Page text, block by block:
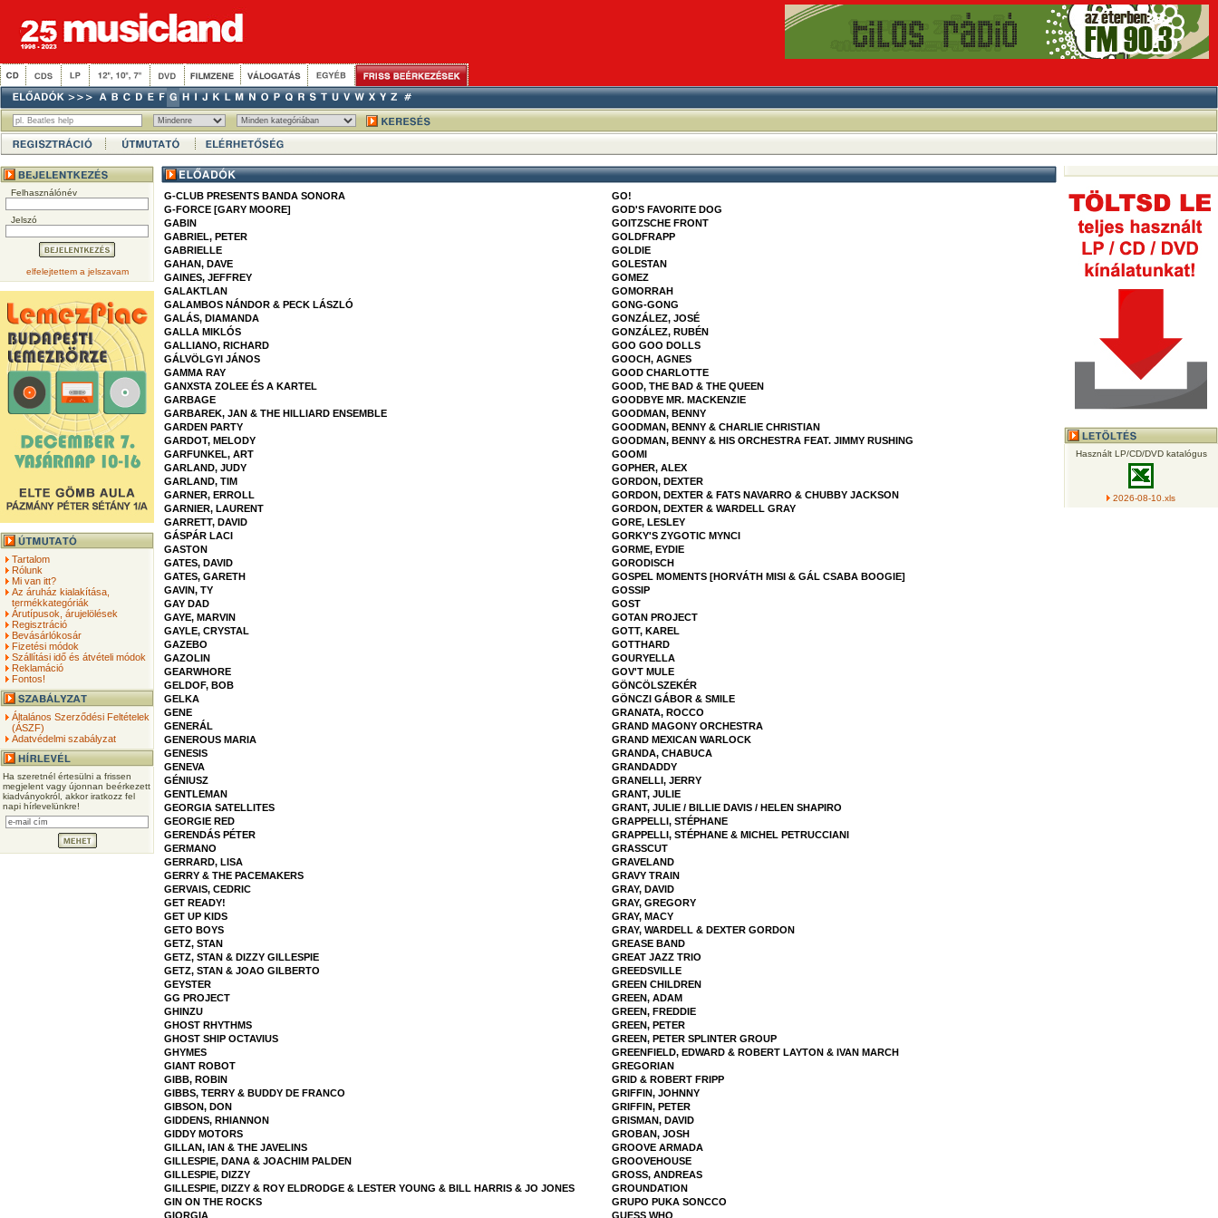
Felhasználónév
Jelszó
elfelejtettem a jelszavam
Tartalom
Rólunk
Mi van itt?
Az áruház kialakítása,
termékkategóriák
Árutípusok, árujelölések
Regisztráció
Bevásárlókosár
Fizetési módok
Szállítási idő és átvételi módok
Reklamáció
Fontos!
Általános Szerződési Feltételek
(ÁSZF)
Adatvédelmi szabályzat
Ha szeretnél értesülni a frissen
megjelent vagy újonnan beérkezett
kiadványokról, akkor iratkozz fel
napi hírlevelünkre!
G-CLUB PRESENTS BANDA SONORA
G-FORCE [GARY MOORE]
GABIN
GABRIEL, PETER
GABRIELLE
GAHAN, DAVE
GAINES, JEFFREY
GALAKTLAN
GALAMBOS NÁNDOR & PECK LÁSZLÓ
GALÁS, DIAMANDA
GALLA MIKLÓS
GALLIANO, RICHARD
GÁLVÖLGYI JÁNOS
GAMMA RAY
GANXSTA ZOLEE ÉS A KARTEL
GARBAGE
GARBAREK, JAN & THE HILLIARD ENSEMBLE
GARDEN PARTY
GARDOT, MELODY
GARFUNKEL, ART
GARLAND, JUDY
GARLAND, TIM
GARNER, ERROLL
GARNIER, LAURENT
GARRETT, DAVID
GÁSPÁR LACI
GASTON
GATES, DAVID
GATES, GARETH
GAVIN, TY
GAY DAD
GAYE, MARVIN
GAYLE, CRYSTAL
GAZEBO
GAZOLIN
GEARWHORE
GELDOF, BOB
GELKA
GENE
GENERÁL
GENEROUS MARIA
GENESIS
GENEVA
GÉNIUSZ
GENTLEMAN
GEORGIA SATELLITES
GEORGIE RED
GERENDÁS PÉTER
GERMANO
GERRARD, LISA
GERRY & THE PACEMAKERS
GERVAIS, CEDRIC
GET READY!
GET UP KIDS
GETO BOYS
GETZ, STAN
GETZ, STAN & DIZZY GILLESPIE
GETZ, STAN & JOAO GILBERTO
GEYSTER
GG PROJECT
GHINZU
GHOST RHYTHMS
GHOST SHIP OCTAVIUS
GHYMES
GIANT ROBOT
GIBB, ROBIN
GIBBS, TERRY & BUDDY DE FRANCO
GIBSON, DON
GIDDENS, RHIANNON
GIDDY MOTORS
GILLAN, IAN & THE JAVELINS
GILLESPIE, DANA & JOACHIM PALDEN
GILLESPIE, DIZZY
GILLESPIE, DIZZY & ROY ELDRODGE & LESTER YOUNG & BILL HARRIS & JO JONES
GIN ON THE ROCKS
GIORGIA
GO!
GOD'S FAVORITE DOG
GOITZSCHE FRONT
GOLDFRAPP
GOLDIE
GOLESTAN
GOMEZ
GOMORRAH
GONG-GONG
GONZÁLEZ, JOSÉ
GONZÁLEZ, RUBÉN
GOO GOO DOLLS
GOOCH, AGNES
GOOD CHARLOTTE
GOOD, THE BAD & THE QUEEN
GOODBYE MR. MACKENZIE
GOODMAN, BENNY
GOODMAN, BENNY & CHARLIE CHRISTIAN
GOODMAN, BENNY & HIS ORCHESTRA FEAT. JIMMY RUSHING
GOOMI
GOPHER, ALEX
GORDON, DEXTER
GORDON, DEXTER & FATS NAVARRO & CHUBBY JACKSON
GORDON, DEXTER & WARDELL GRAY
GORE, LESLEY
GORKY'S ZYGOTIC MYNCI
GORME, EYDIE
GORODISCH
GOSPEL MOMENTS [HORVÁTH MISI & GÁL CSABA BOOGIE]
GOSSIP
GOST
GOTAN PROJECT
GOTT, KAREL
GOTTHARD
GOURYELLA
GOV'T MULE
GÖNCÖLSZEKÉR
GÖNCZI GÁBOR & SMILE
GRANATA, ROCCO
GRAND MAGONY ORCHESTRA
GRAND MEXICAN WARLOCK
GRANDA, CHABUCA
GRANDADDY
GRANELLI, JERRY
GRANT, JULIE
GRANT, JULIE / BILLIE DAVIS / HELEN SHAPIRO
GRAPPELLI, STÉPHANE
GRAPPELLI, STÉPHANE & MICHEL PETRUCCIANI
GRASSCUT
GRAVELAND
GRAVY TRAIN
GRAY, DAVID
GRAY, GREGORY
GRAY, MACY
GRAY, WARDELL & DEXTER GORDON
GREASE BAND
GREAT JAZZ TRIO
GREEDSVILLE
GREEN CHILDREN
GREEN, ADAM
GREEN, FREDDIE
GREEN, PETER
GREEN, PETER SPLINTER GROUP
GREENFIELD, EDWARD & ROBERT LAYTON & IVAN MARCH
GREGORIAN
GRID & ROBERT FRIPP
GRIFFIN, JOHNNY
GRIFFIN, PETER
GRISMAN, DAVID
GROBAN, JOSH
GROOVE ARMADA
GROOVEHOUSE
GROSS, ANDREAS
GROUNDATION
GRUPO PUKA SONCCO
GUESS WHO
Használt LP/CD/DVD katalógus
2026-08-10.xls